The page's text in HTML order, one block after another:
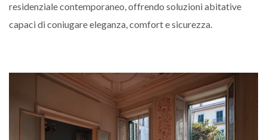
residenziale contemporaneo, offrendo soluzioni abitative
capaci di coniugare eleganza, comfort e sicurezza.